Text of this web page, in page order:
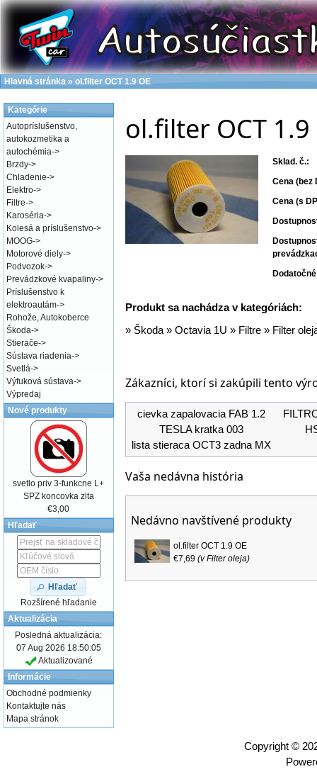
ol.filter OCT 1.9
Sklad. č.:
Cena (bez
Cena (s
Produkt sa nachádza v kategóriách:
» Škoda» Octavia 1U » Filtre» Filter
Zákazníci, ktorí si zakúpili tento
cievka zapalovacia FAB 1.2
TESLA kratka 003
lista stieraca OCT3 zadna MX
Vaša nedávna história
Nedávno navštívené produkty
ol.filter OCT 1.9 OE
€7,69 (vFilter oleja)
Kategórie
Autopríslušenstvo,
autokozmetika a
autochémia->
Brzdy->
Chladenie->
Elektro->
Filtre->
Karoséria->
Kolesá a príslušenstvo->
MOOG->
Motorové diely->
Podvozok->
Prevádzkové kvapaliny->
Príslušenstvo k
elektroautám->
Rohože, Autokoberce
Škoda->
Stierače->
Sústava riadenia->
Svetlá->
Výfuková sústava->
Výpredaj
Nové produkty
svetlo priv 3-funkcne L+
SPZ koncovka zlta
€3,00
Hľadať
Hľadať
Rozšírené hľadanie
Aktualizácia
Posledná aktualizácia:
07 Aug 2026 18:50:05
Aktualizované
Informácie
Obchodné podmienky
Kontaktujte nás
Mapa stránok
Hlavná stránka » ol.filter OCT 1.9 OE
Copyright ©